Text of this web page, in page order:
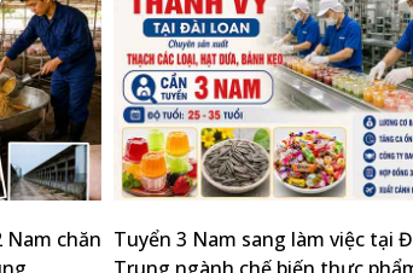
chăn Tuyển 3 Nam sang làm việc tại